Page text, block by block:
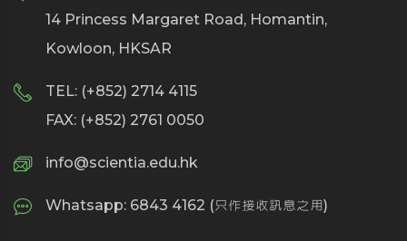
14 Princess Margaret Road, Homantin,
Kowloon, HKSAR
TEL: (+852) 2714 4115
FAX: (+852) 2761 0050
info@scientia.edu.hk
Whatsapp: 6843 4162 (只作接收訊息之用)